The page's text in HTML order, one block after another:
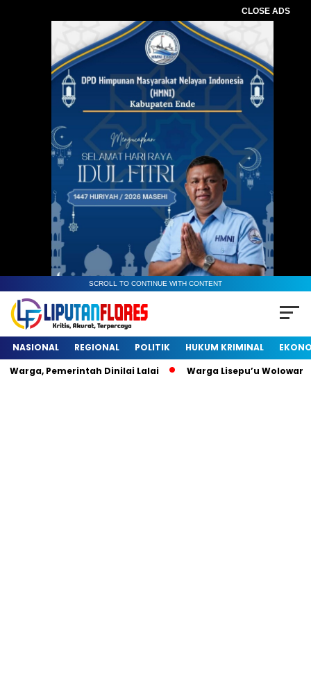
CLOSE ADS
SCROLL TO CONTINUE WITH CONTENT
NASIONAL REGIONAL POLITIK HUKUM KRIMINAL
Pemerintah Dinilai Lalai
Warga Lisepu’u